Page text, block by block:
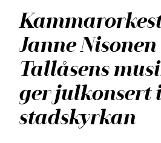
Janne Nisonen
Tallåsens
ger julkonsert i
stadskyrkan